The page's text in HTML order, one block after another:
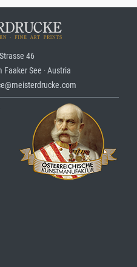
46
See · Austria